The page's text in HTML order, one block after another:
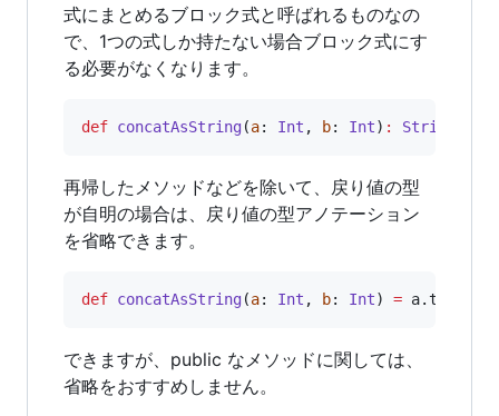
式にまとめるブロック式と呼ばれるものなの
で、1つの式しか持たない場合ブロック式にす
る必要がなくなります。
def concatAsString(a: Int , b: Int) : String
再帰したメソッドなどを除いて、戻り値の型
が自明の場合は、戻り値の型アノテーション
を省略できます。
def concatAsString(a: Int , b: Int) =
できますが、public なメソッドに関しては、
省略をおすすめしません。